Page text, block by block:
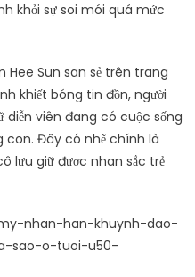
khỏi sự soi mói quá mức
Hee Sun san sẻ trên trang
khiết bóng tin đồn, người
diễn viên đang có cuộc sống
con. Đây có nhẽ chính là
lưu giữ được nhan sắc trẻ
nhan-han-khuynh-dao-
sao-o-tuoi-u50-